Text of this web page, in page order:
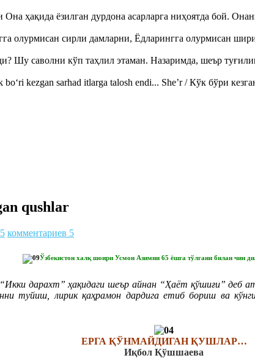
Она ҳақида ёзилган дурдона асарларга ниҳоятда бой.
олурмисан сирли дамларни, Ёдларингга олурмисан
Шу саволни кўп таҳлил этаман. Назаримда, шеър
kezgan sarhad itlarga talosh endi... She’r / Кўк бўри
qushlar
комментариев 5
Ўзбекистон халқ шоири Усмон Азимни 65 ёшга тўлгани билан чин
дарахт” ҳақидаги шеър айнан “Ҳаёт қўшиғи” деб
туйиш, лирик қаҳрамон дардига етиб бориш ва
ЕРГА ҚЎНМАЙДИГАН ҚУШЛАР…
Иқбол Қўшшаева